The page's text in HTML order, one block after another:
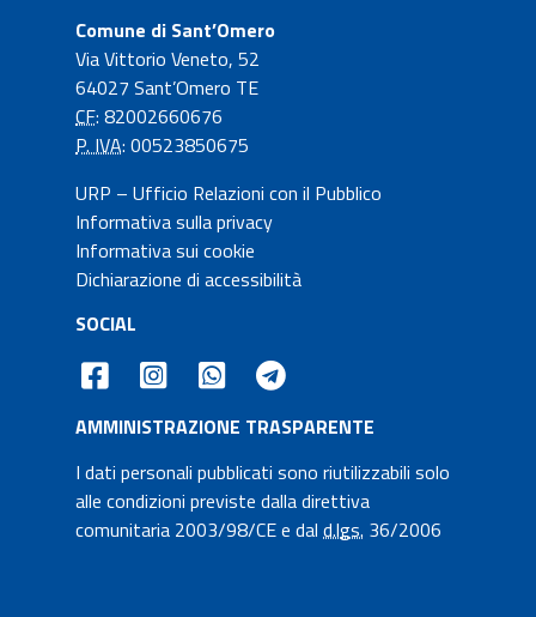
Comune di Sant’Omero
Via Vittorio Veneto, 52
64027 Sant’Omero TE
CF: 82002660676
P. IVA: 00523850675
URP – Ufficio Relazioni con il Pubblico
Informativa sulla privacy
Informativa sui cookie
Dichiarazione di accessibilità
SOCIAL
AMMINISTRAZIONE TRASPARENTE
I dati personali pubblicati sono riutilizzabili solo
alle condizioni previste dalla direttiva
comunitaria 2003/98/CE e dal d.lgs. 36/2006